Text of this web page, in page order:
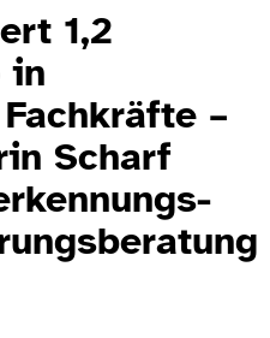
1,2
in
–
Scharf